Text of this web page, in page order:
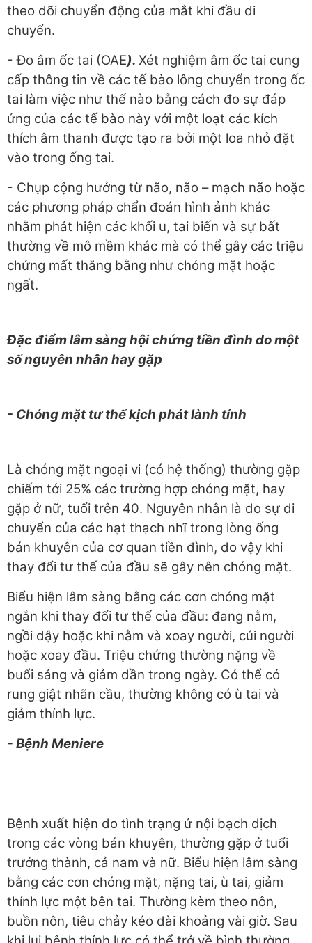
theo dõi chuyển động của mắt khi đầu di
chuyển.
- Đo âm ốc tai (OAE). Xét nghiệm âm ốc tai cung
cấp thông tin về các tế bào lông chuyển trong ốc
tai làm việc như thế nào bằng cách đo sự đáp
ứng của các tế bào này với một loạt các kích
thích âm thanh được tạo ra bởi một loa nhỏ đặt
vào trong ống tai.
- Chụp cộng hưởng từ não, não – mạch não hoặc
các phương pháp chẩn đoán hình ảnh khác
nhằm phát hiện các khối u, tai biến và sự bất
thường về mô mềm khác mà có thể gây các triệu
chứng mất thăng bằng như chóng mặt hoặc
ngất.
Đặc điểm lâm sàng hội chứng tiền đình do một
số nguyên nhân hay gặp
- Chóng mặt tư thế kịch phát lành tính
Là chóng mặt ngoại vi (có hệ thống) thường gặp
chiếm tới 25% các trường hợp chóng mặt, hay
gặp ở nữ, tuổi trên 40. Nguyên nhân là do sự di
chuyển của các hạt thạch nhĩ trong lòng ống
bán khuyên của cơ quan tiền đình, do vậy khi
thay đổi tư thế của đầu sẽ gây nên chóng mặt.
Biểu hiện lâm sàng bằng các cơn chóng mặt
ngắn khi thay đổi tư thế của đầu: đang nằm,
ngồi dậy hoặc khi nằm và xoay người, cúi người
hoặc xoay đầu. Triệu chứng thường nặng về
buổi sáng và giảm dần trong ngày. Có thể có
rung giật nhãn cầu, thường không có ù tai và
giảm thính lực.
- Bệnh Meniere
Bệnh xuất hiện do tình trạng ứ nội bạch dịch
trong các vòng bán khuyên, thường gặp ở tuổi
trưởng thành, cả nam và nữ. Biểu hiện lâm sàng
bằng các cơn chóng mặt, nặng tai, ù tai, giảm
thính lực một bên tai. Thường kèm theo nôn,
buồn nôn, tiêu chảy kéo dài khoảng vài giờ. Sau